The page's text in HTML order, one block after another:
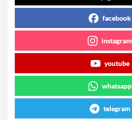
facebook
instagram
youtube
whatsapp
telegram